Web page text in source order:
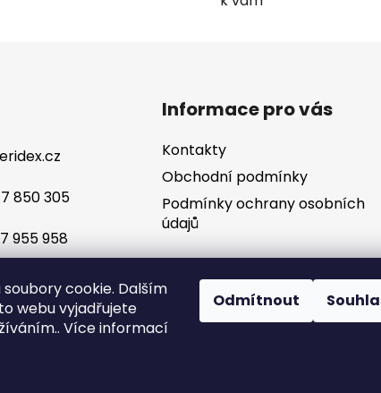
cookie. Dalším
webu vyjadřujete
Více informací
Odmítnout
850 305
955 958
Informace pro vás
Kontakty
Obchodní podmínky
Podmínky ochrany osobních
údajů